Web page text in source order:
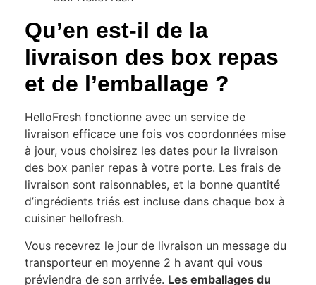
Qu’en est-il de la
livraison des box repas
et de l’emballage ?
HelloFresh fonctionne avec un service de
livraison efficace une fois vos coordonnées mise
à jour, vous choisirez les dates pour la livraison
des box panier repas à votre porte. Les frais de
livraison sont raisonnables, et la bonne quantité
d’ingrédients triés est incluse dans chaque box à
cuisiner hellofresh.
Vous recevrez le jour de livraison un message du
transporteur en moyenne 2 h avant qui vous
préviendra de son arrivée. Les emballages du